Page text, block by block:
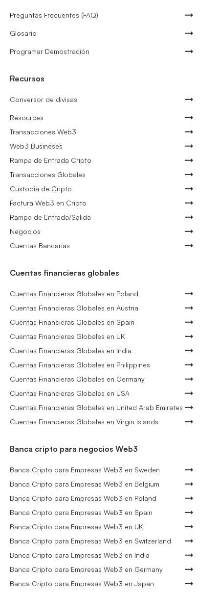
Preguntas Frecuentes (FAQ)
Glosario
Programar Demostración
Recursos
Conversor de divisas
Resources
Transacciones Web3
Web3 Busineses
Rampa de Entrada Cripto
Transacciones Globales
Custodia de Cripto
Factura Web3 en Cripto
Rampa de Entrada/Salida
Negocios
Cuentas Bancarias
Cuentas financieras globales
Cuentas Financieras Globales en Poland
Cuentas Financieras Globales en Austria
Cuentas Financieras Globales en Spain
Cuentas Financieras Globales en UK
Cuentas Financieras Globales en India
Cuentas Financieras Globales en Philippines
Cuentas Financieras Globales en Germany
Cuentas Financieras Globales en USA
Cuentas Financieras Globales en United Arab Emirates
Cuentas Financieras Globales en Virgin Islands
Banca cripto para negocios Web3
Banca Cripto para Empresas Web3 en Sweden
Banca Cripto para Empresas Web3 en Belgium
Banca Cripto para Empresas Web3 en Poland
Banca Cripto para Empresas Web3 en Spain
Banca Cripto para Empresas Web3 en UK
Banca Cripto para Empresas Web3 en Switzerland
Banca Cripto para Empresas Web3 en India
Banca Cripto para Empresas Web3 en Germany
Banca Cripto para Empresas Web3 en Japan